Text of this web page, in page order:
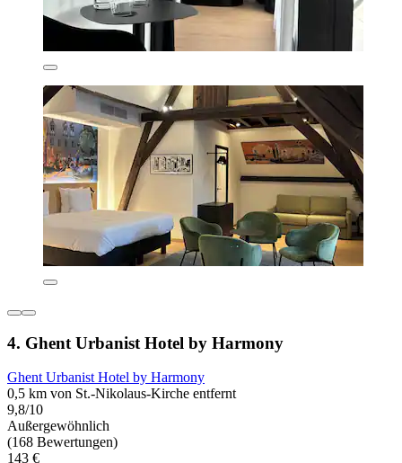
4. Ghent Urbanist Hotel by Harmony
Ghent Urbanist Hotel by Harmony
0,5 km von St.-Nikolaus-Kirche entfernt
9,8/10
Außergewöhnlich
(168 Bewertungen)
143 €